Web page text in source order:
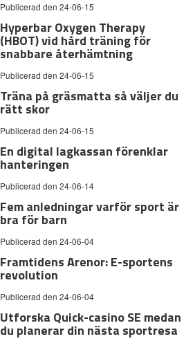
Publicerad den 24-06-15
Hyperbar Oxygen Therapy
(HBOT) vid hård träning för
snabbare återhämtning
Publicerad den 24-06-15
Träna på gräsmatta så väljer du
rätt skor
Publicerad den 24-06-15
En digital lagkassan förenklar
hanteringen
Publicerad den 24-06-14
Fem anledningar varför sport är
bra för barn
Publicerad den 24-06-04
Framtidens Arenor: E-sportens
revolution
Publicerad den 24-06-04
Utforska Quick-casino SE medan
du planerar din nästa sportresa